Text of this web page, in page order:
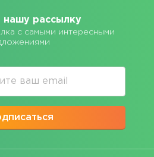
нашу рассылку
с самыми интересными